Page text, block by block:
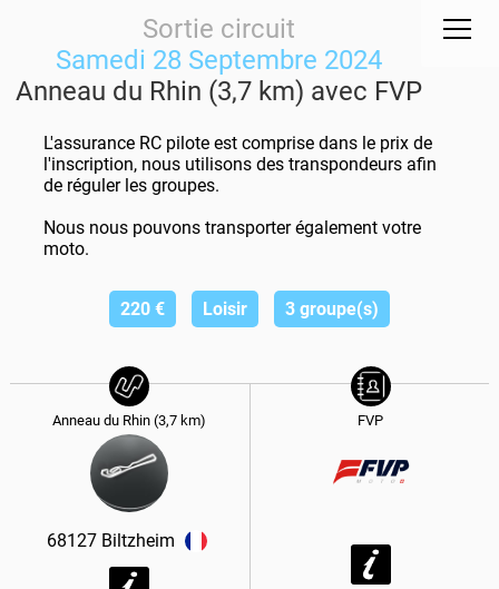
Sortie circuit
Samedi 28 Septembre 2024
Anneau du Rhin (3,7 km) avec FVP
L'assurance RC pilote est comprise dans le prix de
l'inscription, nous utilisons des transpondeurs afin
de réguler les groupes.
Nous nous pouvons transporter également votre
moto.
220 € Loisir 3 groupe(s)
Anneau du Rhin (3,7 km)
68127 Biltzheim
FVP